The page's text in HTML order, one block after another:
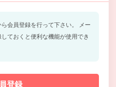
会員登録を行って下さい。
メー
ておくと便利な機能が使用でき
登録